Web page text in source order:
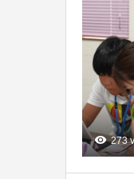
273